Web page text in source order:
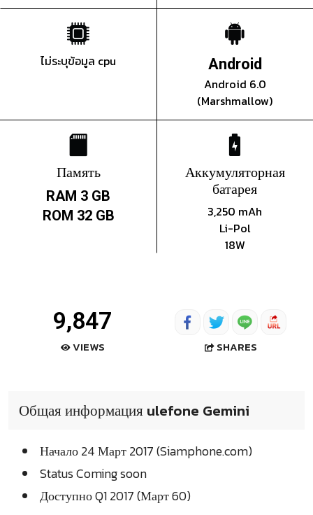
ไม่ระบุข้อมูล cpu Android
Android 6.0
(Marshmallow)
Память
RAM 3 GB
ROM 32 GB
Аккумуляторная
батарея
3,250 mAh
Li-Pol
18W
9,847
VIEWS SHARES
Общая информация ulefone Gemini
Начало 24 Март 2017 (Siamphone.com)
Status Coming soon
Доступно Q1 2017 (Март 60)